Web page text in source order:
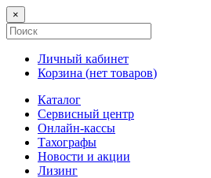
×
Личный кабинет
Корзина (нет товаров)
Каталог
Сервисный центр
Онлайн-кассы
Тахографы
Новости и акции
Лизинг